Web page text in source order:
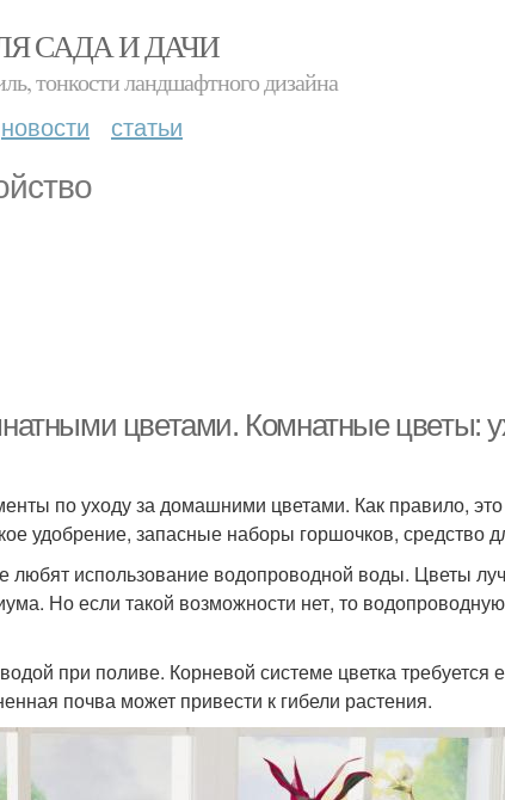
САДА И ДАЧИ
тонкости ландшафтного дизайна
новости статьи
цветами. Комнатные цветы:
по уходу за домашними цветами. Как правило,
удобрение, запасные наборы горшочков, средство
любят использование водопроводной воды. Цветы
Но если такой возможности нет, то
при поливе. Корневой системе цветка требуется
почва может привести к гибели растения.